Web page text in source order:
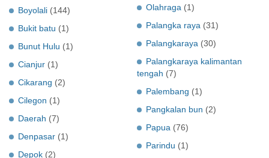
Boyolali (144)
Bukit batu (1)
Bunut Hulu (1)
Cianjur (1)
Cikarang (2)
Cilegon (1)
Daerah (7)
Denpasar (1)
Depok (2)
Olahraga (1)
Palangka raya (31)
Palangkaraya (30)
Palangkaraya kalimantan
tengah (7)
Palembang (1)
Pangkalan bun (2)
Papua (76)
Parindu (1)